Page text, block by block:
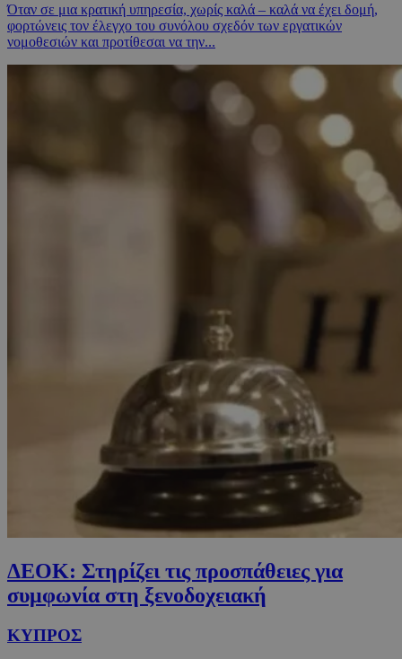
Όταν σε μια κρατική υπηρεσία, χωρίς καλά – καλά να έχει δομή,
φορτώνεις τον έλεγχο του συνόλου σχεδόν των εργατικών
νομοθεσιών και προτίθεσαι να την...
ΔΕΟΚ: Στηρίζει τις προσπάθειες για
συμφωνία στη ξενοδοχειακή
ΚΥΠΡΟΣ